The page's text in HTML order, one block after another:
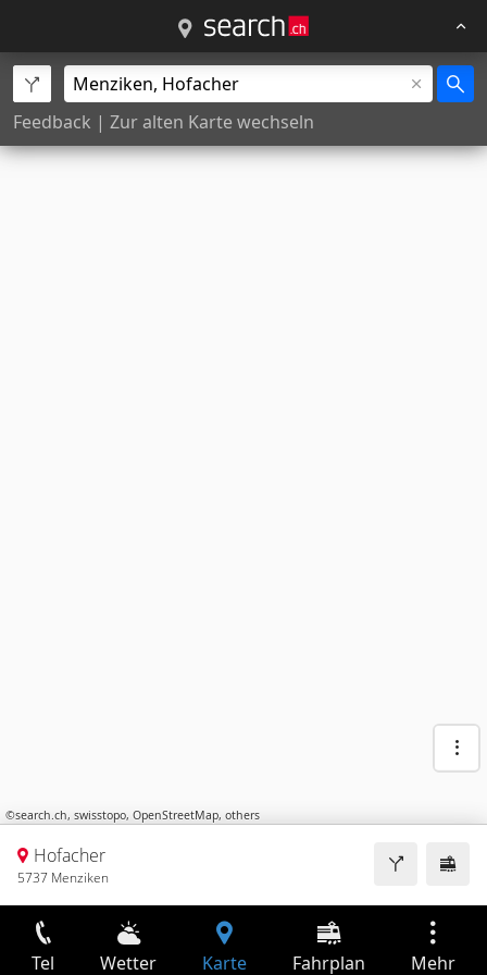
Feedback | Zur alten Karte wechseln
©search.ch, swisstopo, OpenStreetMap, others
Hofacher
5737 Menziken
Tel Wetter Karte Fahrplan Mehr